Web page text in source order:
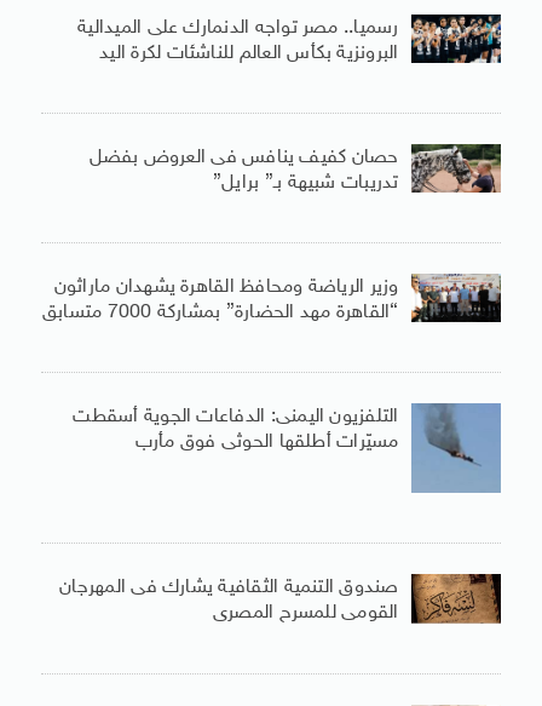
رسميا.. مصر تواجه الدنمارك على الميدالية
البرونزية بكأس العالم للناشئات لكرة اليد
حصان كفيف ينافس فى العروض بفضل
تدريبات شبيهة بـ” برايل”
وزير الرياضة ومحافظ القاهرة يشهدان ماراثون
“القاهرة مهد الحضارة” بمشاركة 7000 متسابق
التلفزيون اليمنى: الدفاعات الجوية أسقطت
مسيّرات أطلقها الحوثى فوق مأرب
صندوق التنمية الثقافية يشارك فى المهرجان
القومى للمسرح المصرى